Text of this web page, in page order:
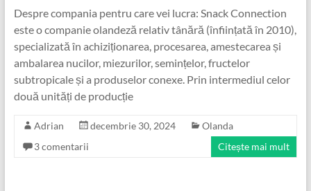
Despre compania pentru care vei lucra: Snack Connection
este o companie olandeză relativ tânără (înființată în 2010),
specializată în achiziționarea, procesarea, amestecarea și
ambalarea nucilor, miezurilor, semințelor, fructelor
subtropicale și a produselor conexe. Prin intermediul celor
două unități de producție
Adrian decembrie 30, 2024
Olanda
3 comentarii
Citește mai mult